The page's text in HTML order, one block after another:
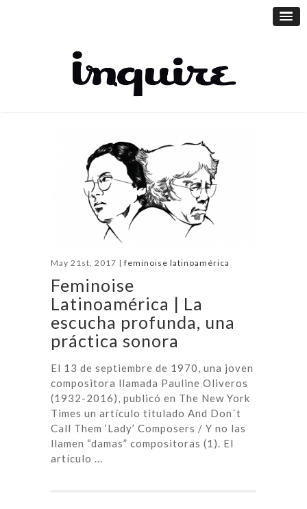
May 21st, 2017 | feminoise latinoamérica
Feminoise
Latinoamérica | La
escucha profunda, una
práctica sonora
El 13 de septiembre de 1970, una joven
compositora llamada Pauline Oliveros
(1932-2016), publicó en The New York
Times un artículo titulado And Don´t
Call Them ‘Lady’ Composers / Y no las
llamen “damas” compositoras (1). El
artículo ...